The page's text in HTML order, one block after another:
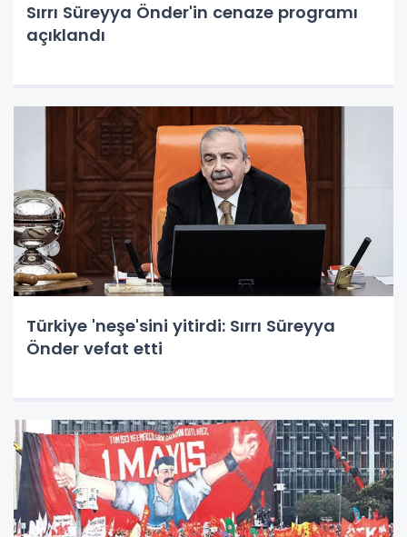
Sırrı Süreyya Önder'in cenaze programı
açıklandı
Türkiye 'neşe'sini yitirdi: Sırrı Süreyya
Önder vefat etti